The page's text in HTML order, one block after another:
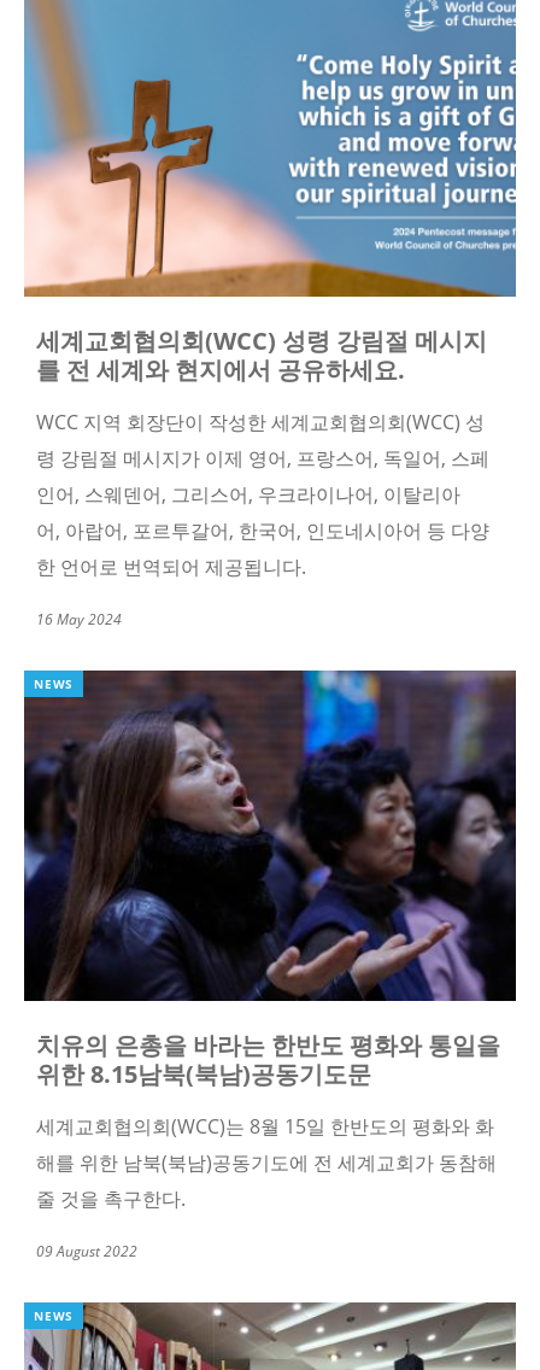
세계교회협의회(WCC) 성령 강림절 메시지
를 전 세계와 현지에서 공유하세요.
WCC 지역 회장단이 작성한 세계교회협의회(WCC) 성
령 강림절 메시지가 이제 영어, 프랑스어, 독일어, 스페
인어, 스웨덴어, 그리스어, 우크라이나어, 이탈리아
어, 아랍어, 포르투갈어, 한국어, 인도네시아어 등 다양
한 언어로 번역되어 제공됩니다.
16 May 2024
NEWS
치유의 은총을 바라는 한반도 평화와 통일을
위한 8.15남북(북남)공동기도문
세계교회협의회(WCC)는 8월 15일 한반도의 평화와 화
해를 위한 남북(북남)공동기도에 전 세계교회가 동참해
줄 것을 촉구한다.
09 August 2022
NEWS